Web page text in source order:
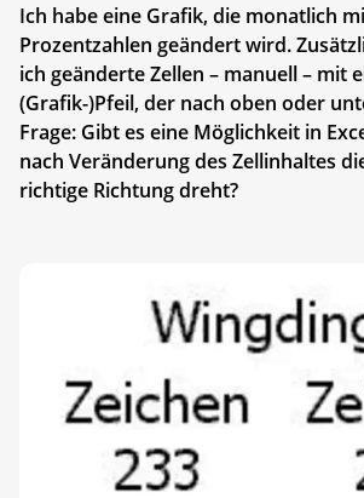
Ich habe eine Grafik, die monatlich
Prozentzahlen geändert wird.
ich geänderte Zellen – manuell – mit
(Grafik-)Pfeil, der nach oben oder
Frage: Gibt es eine Möglichkeit in
nach Veränderung des Zellinhaltes
richtige Richtung dreht?